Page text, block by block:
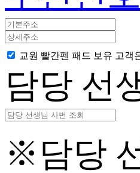
교원 빨간펜 패드 보유 고객
담당 선
※담당